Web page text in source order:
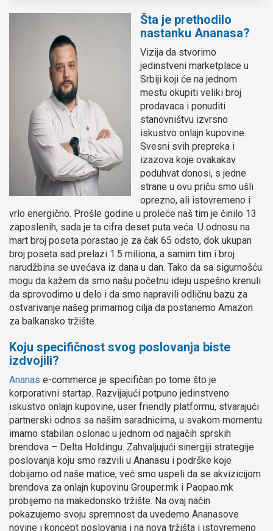
Šta je prethodilo
nastanku Ananasa?
Vizija da stvorimo
jedinstveni marketplace u
Srbiji koji će na jednom
mestu okupiti veliki broj
prodavaca i ponuditi
stanovništvu izvrsno
iskustvo onlajn kupovine.
Svesni svih prepreka i
izazova koje ovakakav
poduhvat donosi, s jedne
strane u ovu priču smo ušli
oprezno, ali istovremeno i
vrlo energično. Prošle godine u proleće naš tim je činilo 13
zaposlenih, sada je ta cifra deset puta veća. U odnosu na
mart broj poseta porastao je za čak 65 odsto, dok ukupan
broj poseta sad prelazi 1.5 miliona, a samim tim i broj
narudžbina se uvećava iz dana u dan. Tako da sa sigurnošću
mogu da kažem da smo našu početnu ideju uspešno krenuli
da sprovodimo u delo i da smo napravili odličnu bazu za
ostvarivanje našeg primarnog cilja da postanemo Amazon
za balkansko tržište.
Koju specifičnost svog poslovanja biste
izdvojili?
Ananas e-commerce je specifičan po tome što je
korporativni startap. Razvijajući potpuno jedinstveno
iskustvo onlajn kupovine, user friendly platformu, stvarajući
partnerski odnos sa našim saradnicima, u svakom momentu
imamo stabilan oslonac u jednom od najjačih sprskih
brendova – Delta Holdingu. Zahvaljujući sinergiji strategije
poslovanja koju smo razvili u Ananasu i podrške koje
dobijamo od naše matice, već smo uspeli da se akvizicijom
brendova za onlajn kupovinu Grouper.mk i Paopao.mk
probijemo na makedonsko tržište. Na ovaj način
pokazujemo svoju spremnost da uvedemo Ananasove
novine i koncept poslovanja i na nova tržišta i istovremeno